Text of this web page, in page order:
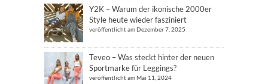
Y2K – Warum der ikonische 2000er
Style heute wieder fasziniert
veröffentlicht am Dezember 7, 2025
Teveo – Was steckt hinter der neuen
Sportmarke für Leggings?
veröffentlicht am Mai 11, 2024